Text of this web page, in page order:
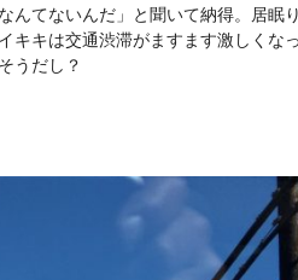
んてないんだ」と聞いて納得。居眠
キキは交通渋滞がますます激しくな
うだし？